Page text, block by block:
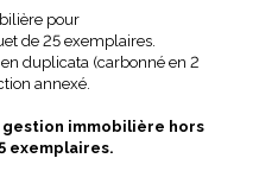
pour
de 25 exemplaires.
duplicata (carbonné en 2
annexé.
gestion immobilière hors
exemplaires.